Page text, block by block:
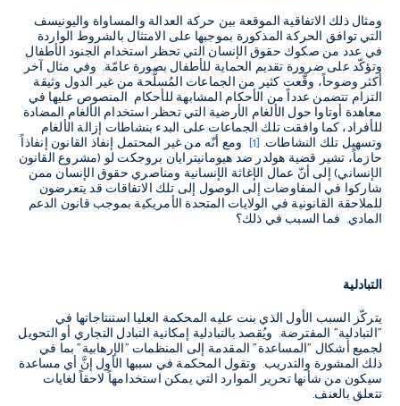
ومثال ذلك الاتفاقية الموقعة بين حركة العدالة والمساواة واليونيسف
التي توافق الحركة المذكورة بموجبها على الامتثال بالشروط الواردة
في عدد من صكوك حقوق الإنسان التي تحظر استخدام الجنود الأطفال
وتؤكّد على ضرورة تقديم الحماية للأطفال بصورة عامّة. وفي مثال آخر
أكثر وضوحاً، وقَّعت كثير من الجماعات المُسلَّحة من غير الدول وثيقة
التزام تتضمن عدداً من الأحكام المشابهة للأحكام المنصوص عليها في
معاهدة أوتاوا حول الألغام الأرضية التي تحظر استخدام الألغام المضادة
للأفراد، كما وافقت تلك الجماعات على البدء بنشاطات إزالة الألغام
وتسهيل تلك النشاطات. [1] ومع أنّه من غير المحتمل إنفاذ القانون إنفاذاً
حازماً، تشير قضية هولدر ضد هيومانيترايان بروجكت لو (مشروع القانون
الإنساني) إلى أنّ عمال الإغاثة الإنسانية ومناصري حقوق الإنسان ممن
شاركوا في المفاوضات إلى الوصول إلى تلك الاتفاقات قد يتعرضون
للملاحقة القانونية في الولايات المتحدة الأمريكية بموجب قانون الدعم
المادي. فما السبب في ذلك؟
التبادلية
يتركّز السبب الأول الذي بنت عليه المحكمة العليا استنتاجاتها في
"التبادلية" المفترضة. ويُقصد بالتبادلية إمكانية التبادل التجاري أو التحويل
لجميع أشكال "المساعدة" المقدمة إلى المنظمات "الإرهابية" بما في
ذلك المشورة والتدريب. وتقول المحكمة في سببها الأول إنَّ أي مساعدة
سيكون من شأنها تحرير الموارد التي يمكن استخدامهاً لاحقاً لغايات
تتعلق بالعنف.